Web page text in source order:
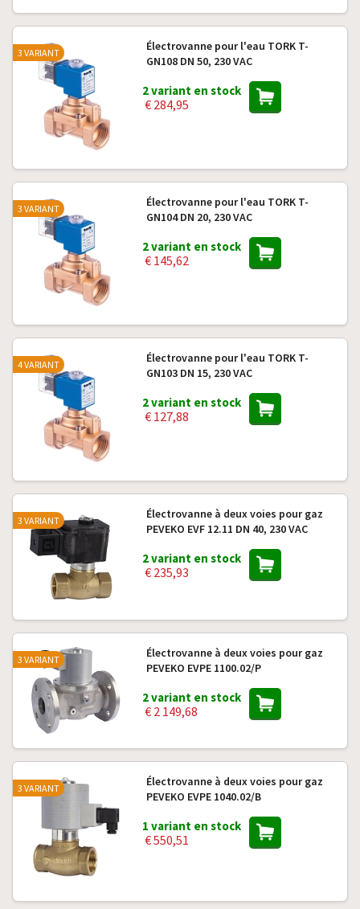
Électrovanne pour l'eau TORK T-
GN108 DN 50, 230 VAC
2 variant en stock
€ 284,95
3 VARIANT
Électrovanne pour l'eau TORK T-
GN104 DN 20, 230 VAC
2 variant en stock
€ 145,62
3 VARIANT
Électrovanne pour l'eau TORK T-
GN103 DN 15, 230 VAC
2 variant en stock
€ 127,88
4 VARIANT
Électrovanne à deux voies pour gaz
PEVEKO EVF 12.11 DN 40, 230 VAC
2 variant en stock
€ 235,93
3 VARIANT
Électrovanne à deux voies pour gaz
PEVEKO EVPE 1100.02/P
2 variant en stock
€ 2 149,68
3 VARIANT
Électrovanne à deux voies pour gaz
PEVEKO EVPE 1040.02/B
1 variant en stock
€ 550,51
3 VARIANT